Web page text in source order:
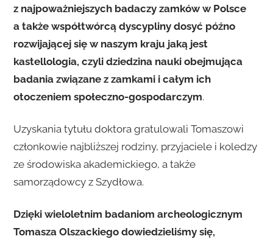
z najpoważniejszych badaczy zamków w Polsce
a także współtwórcą dyscypliny dosyć późno
rozwijającej się w naszym kraju jaką jest
kastellologia, czyli dziedzina nauki obejmująca
badania związane z zamkami i całym ich
otoczeniem społeczno-gospodarczym.
Uzyskania tytułu doktora gratulowali Tomaszowi
członkowie najbliższej rodziny, przyjaciele i koledzy
ze środowiska akademickiego, a także
samorządowcy z Szydłowa.
Dzięki wieloletnim badaniom archeologicznym
Tomasza Olszackiego dowiedzieliśmy się,